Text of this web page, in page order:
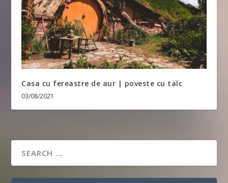
Casa cu fereastre de aur | poveste cu talc
03/08/2021